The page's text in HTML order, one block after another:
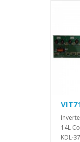
14L
KDL-